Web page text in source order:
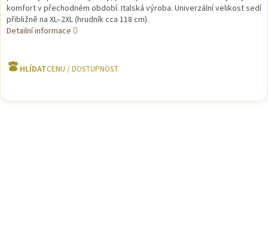
komfort v přechodném období. Italská výroba. Univerzální velikost sedí
přibližně na XL–2XL (hrudník cca 118 cm).
Detailní informace
HLÍDAT